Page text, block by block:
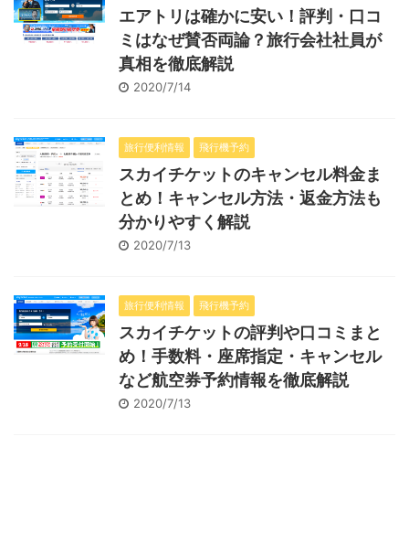
エアトリは確かに安い！評判・口コ
ミはなぜ賛否両論？旅行会社社員が
真相を徹底解説
2020/7/14
旅行便利情報 飛行機予約
スカイチケットのキャンセル料金ま
とめ！キャンセル方法・返金方法も
分かりやすく解説
2020/7/13
旅行便利情報 飛行機予約
スカイチケットの評判や口コミまと
め！手数料・座席指定・キャンセル
など航空券予約情報を徹底解説
2020/7/13